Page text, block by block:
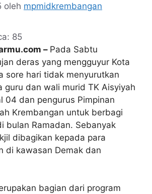
oleh mpmidkrembangan
85
– Pada Sabtu
deras yang mengguyur Kota
sore hari tidak menyurutkan
guru dan wali murid TK Aisyiyah
04 dan pengurus Pimpinan
Krembangan untuk berbagi
bulan Ramadan. Sebanyak
dibagikan kepada para
di kawasan Demak dan
bagian dari program